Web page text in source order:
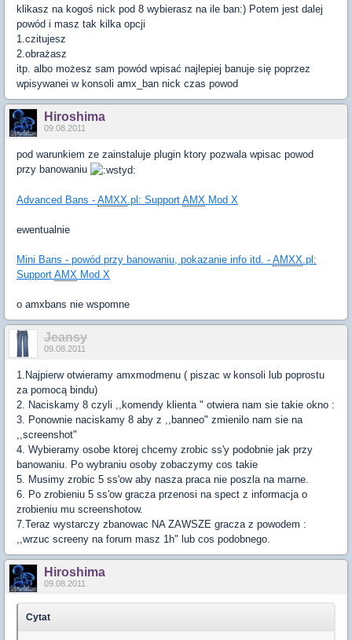
klikasz na kogoś nick pod 8 wybierasz na ile ban:) Potem jest dalej
powód i masz tak kilka opcji
1.czitujesz
2.obrażasz
itp. albo możesz sam powód wpisać najlepiej banuje się poprzez
wpisywanei w konsoli amx_ban nick czas powod
Hiroshima
09.08.2011
pod warunkiem ze zainstaluje plugin ktory pozwala wpisac powod
przy banowaniu
Advanced Bans - AMXX.pl: Support AMX Mod X
ewentualnie
Mini Bans - powód przy banowaniu, pokazanie info itd. - AMXX.pl:
Support AMX Mod X
o amxbans nie wspomne
Jeansy
09.08.2011
1.Najpierw otwieramy amxmodmenu ( piszac w konsoli lub poprostu
za pomocą bindu)
2. Naciskamy 8 czyli ,,komendy klienta " otwiera nam sie takie okno :
3. Ponownie naciskamy 8 aby z ,,banneo" zmienilo nam sie na
,,screenshot"
4. Wybieramy osobe ktorej chcemy zrobic ss'y podobnie jak przy
banowaniu. Po wybraniu osoby zobaczymy cos takie
5. Musimy zrobic 5 ss'ow aby nasza praca nie poszla na marne.
6. Po zrobieniu 5 ss'ow gracza przenosi na spect z informacja o
zrobieniu mu screenshotow.
7.Teraz wystarczy zbanowac NA ZAWSZE gracza z powodem :
,,wrzuc screeny na forum masz 1h" lub cos podobnego.
Hiroshima
09.08.2011
Cytat